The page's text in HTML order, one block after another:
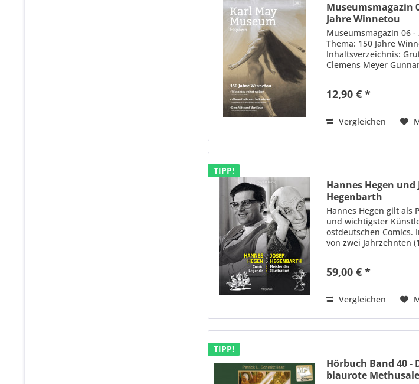
Museumsmagazin
Jahre Winnetou
Museumsmagazin 06 -
Thema: 150 Jahre
Inhaltsverzeichnis:
Clemens Meyer
Ljudmila Tokatova:
Geist der...
12,90 € *
Vergleichen
TIPP!
Hannes Hegen und
Hegenbarth
Hannes Hegen gilt als
und wichtigster
ostdeutschen Comics.
von zwei Jahrzehnten
wurde damit bereits zu
59,00 € *
Vergleichen
TIPP!
Hörbuch Band 40 -
blaurote